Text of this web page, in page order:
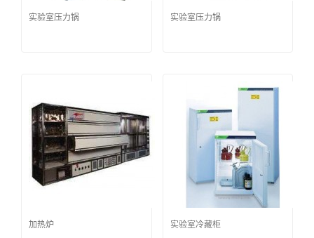
实验室压力锅 实验室压力锅
加热炉 实验室冷藏柜